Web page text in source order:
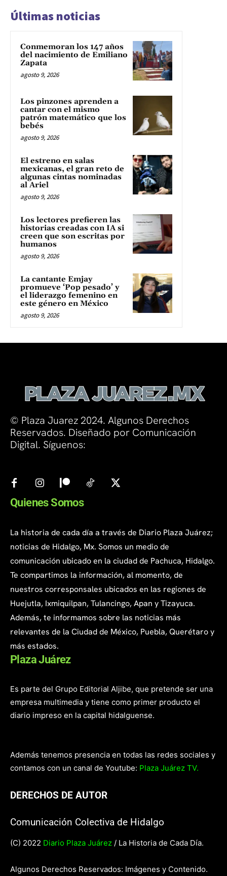
Últimas noticias
Conmemoran los 147 años
del nacimiento de Emiliano
Zapata
agosto 9, 2026
Los pinzones aprenden a
cantar con el mismo
patrón matemático que los
bebés
agosto 9, 2026
El estreno en salas
mexicanas, el gran reto de
algunas cintas nominadas
al Ariel
agosto 9, 2026
Los lectores prefieren las
historias creadas con IA si
creen que son escritas por
humanos
agosto 9, 2026
La cantante Emjay
promueve ‘Pop pesado’ y
el liderazgo femenino en
este género en México
agosto 9, 2026
© Plaza Juarez 2024. Algunos Derechos
Reservados. Diseñado por Comunicación
Digital. Síguenos:
Quienes Somos
La historia de cada día a través de Diario Plaza Juárez;
noticias de Hidalgo, Mx. Somos un medio de
comunicación ubicado en la ciudad de Pachuca, Hidalgo.
Te compartimos la información, al momento, de
nuestros corresponsales ubicados en las regiones de
Huejutla, Ixmiquilpan, Tulancingo, Apan y Tizayuca.
Además, te informamos sobre las noticias más
relevantes de la Ciudad de México, Puebla, Querétaro y
más estados.
Plaza Juárez
Es parte del Grupo Editorial Aljibe, que pretende ser una
empresa multimedia y tiene como primer producto el
diario impreso en la capital hidalguense.
Además tenemos presencia en todas las redes sociales y
contamos con un canal de Youtube: Plaza Juárez TV.
DERECHOS DE AUTOR
Comunicación Colectiva de Hidalgo
(C) 2022 Diario Plaza Juárez / La Historia de Cada Día.
Algunos Derechos Reservados: Imágenes y Contenido.